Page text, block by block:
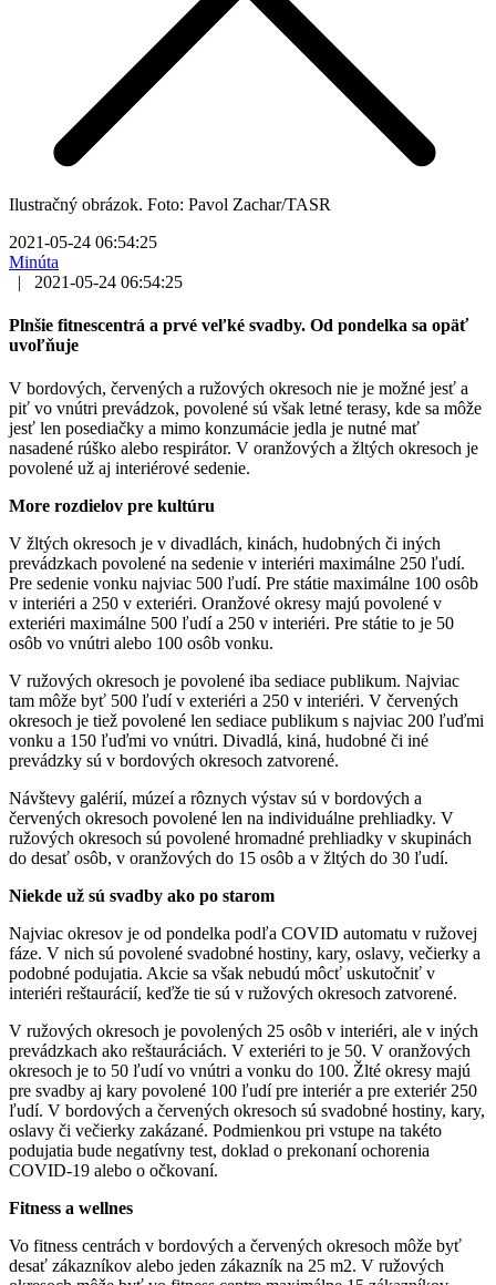
Ilustračný obrázok. Foto: Pavol Zachar/TASR
2021-05-24 06:54:25
Minúta
|
2021-05-24 06:54:25
Plnšie fitnescentrá a prvé veľké svadby. Od pondelka sa opäť
uvoľňuje
V bordových, červených a ružových okresoch nie je možné jesť a
piť vo vnútri prevádzok, povolené sú však letné terasy, kde sa môže
jesť len posediačky a mimo konzumácie jedla je nutné mať
nasadené rúško alebo respirátor. V oranžových a žltých okresoch je
povolené už aj interiérové sedenie.
More rozdielov pre kultúru
V žltých okresoch je v divadlách, kinách, hudobných či iných
prevádzkach povolené na sedenie v interiéri maximálne 250 ľudí.
Pre sedenie vonku najviac 500 ľudí. Pre státie maximálne 100 osôb
v interiéri a 250 v exteriéri. Oranžové okresy majú povolené v
exteriéri maximálne 500 ľudí a 250 v interiéri. Pre státie to je 50
osôb vo vnútri alebo 100 osôb vonku.
V ružových okresoch je povolené iba sediace publikum. Najviac
tam môže byť 500 ľudí v exteriéri a 250 v interiéri. V červených
okresoch je tiež povolené len sediace publikum s najviac 200 ľuďmi
vonku a 150 ľuďmi vo vnútri. Divadlá, kiná, hudobné či iné
prevádzky sú v bordových okresoch zatvorené.
Návštevy galérií, múzeí a rôznych výstav sú v bordových a
červených okresoch povolené len na individuálne prehliadky. V
ružových okresoch sú povolené hromadné prehliadky v skupinách
do desať osôb, v oranžových do 15 osôb a v žltých do 30 ľudí.
Niekde už sú svadby ako po starom
Najviac okresov je od pondelka podľa COVID automatu v ružovej
fáze. V nich sú povolené svadobné hostiny, kary, oslavy, večierky a
podobné podujatia. Akcie sa však nebudú môcť uskutočniť v
interiéri reštaurácií, keďže tie sú v ružových okresoch zatvorené.
V ružových okresoch je povolených 25 osôb v interiéri, ale v iných
prevádzkach ako reštauráciách. V exteriéri to je 50. V oranžových
okresoch je to 50 ľudí vo vnútri a vonku do 100. Žlté okresy majú
pre svadby aj kary povolené 100 ľudí pre interiér a pre exteriér 250
ľudí. V bordových a červených okresoch sú svadobné hostiny, kary,
oslavy či večierky zakázané. Podmienkou pri vstupe na takéto
podujatia bude negatívny test, doklad o prekonaní ochorenia
COVID-19 alebo o očkovaní.
Fitness a wellnes
Vo fitness centrách v bordových a červených okresoch môže byť
desať zákazníkov alebo jeden zákazník na 25 m2. V ružových